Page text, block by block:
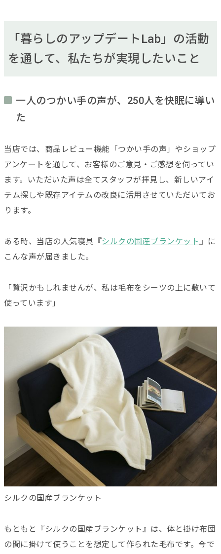
「暮らしのアップデートLab」の活動
を通して、私たちが実現したいこと
一人のつかい手の声が、250人を快眠に導い
た
当店では、商品レビュー機能「つかい手の声」やショップ
アンケートを通して、お客様のご意見・ご感想を伺ってい
ます。いただいた声は全てスタッフが拝見し、新しいアイ
テム探しや既存アイテムの改良に活用させていただいてお
ります。
ある時、当店の人気寝具『シルクの国産ブランケット』に
こんな声が届きました。
「贅沢かもしれませんが、私は毛布をシーツの上に敷いて
使っています」
シルクの国産ブランケット
もともと『シルクの国産ブランケット』は、体と掛け布団
の間に掛けて使うことを想定して作られた毛布です。今で